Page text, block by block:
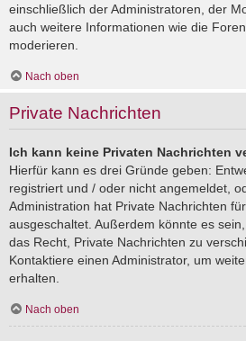
einschließlich der Administratoren, der
auch weitere Informationen wie die
moderieren.
Nach oben
Private Nachrichten
Ich kann keine Privaten Nachrichten
Hierfür kann es drei Gründe geben:
registriert und / oder nicht angemeldet,
Administration hat Private Nachrichten
ausgeschaltet. Außerdem könnte es
das Recht, Private Nachrichten zu
Kontaktiere einen Administrator, um
erhalten.
Nach oben